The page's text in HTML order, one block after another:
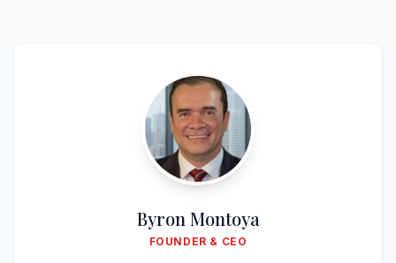
Byron Montoya
FOUNDER & CEO